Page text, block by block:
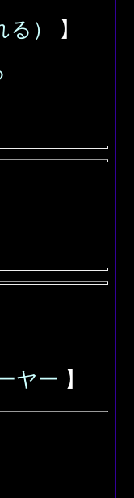
）
】
ヤー 】